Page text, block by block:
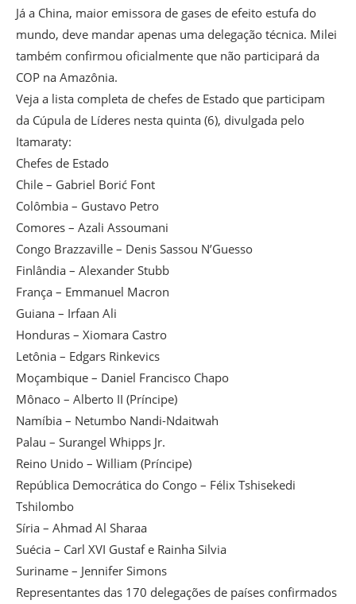
Já a China, maior emissora de gases de efeito estufa do
mundo, deve mandar apenas uma delegação técnica. Milei
também confirmou oficialmente que não participará da
COP na Amazônia.
Veja a lista completa de chefes de Estado que participam
da Cúpula de Líderes nesta quinta (6), divulgada pelo
Itamaraty:
Chefes de Estado
Chile – Gabriel Borić Font
Colômbia – Gustavo Petro
Comores – Azali Assoumani
Congo Brazzaville – Denis Sassou N’Guesso
Finlândia – Alexander Stubb
França – Emmanuel Macron
Guiana – Irfaan Ali
Honduras – Xiomara Castro
Letônia – Edgars Rinkevics
Moçambique – Daniel Francisco Chapo
Mônaco – Alberto II (Príncipe)
Namíbia – Netumbo Nandi-Ndaitwah
Palau – Surangel Whipps Jr.
Reino Unido – William (Príncipe)
República Democrática do Congo – Félix Tshisekedi
Tshilombo
Síria – Ahmad Al Sharaa
Suécia – Carl XVI Gustaf e Rainha Silvia
Suriname – Jennifer Simons
Representantes das 170 delegações de países confirmados